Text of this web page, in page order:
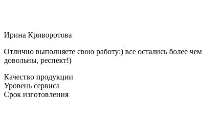
Ирина Криворотова
Отлично выполняете свою работу:) все остались более чем
довольны, респект!)
Качество продукции
Уровень сервиса
Срок изготовления